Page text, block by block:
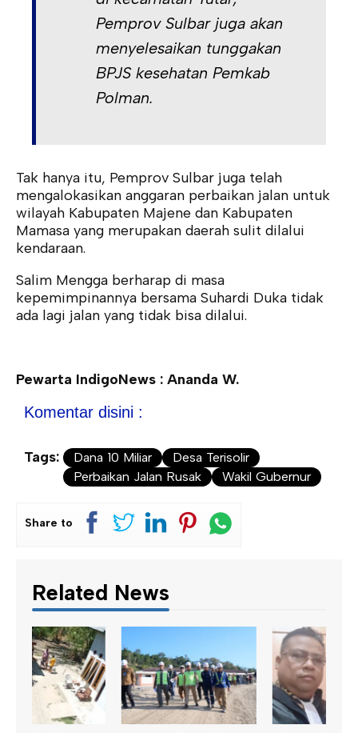
Pemprov Sulbar juga akan
menyelesaikan tunggakan
BPJS kesehatan Pemkab
Polman.
Tak hanya itu, Pemprov Sulbar juga telah
mengalokasikan anggaran perbaikan jalan untuk
wilayah Kabupaten Majene dan Kabupaten
Mamasa yang merupakan daerah sulit dilalui
kendaraan.
Salim Mengga berharap di masa
kepemimpinannya bersama Suhardi Duka tidak
ada lagi jalan yang tidak bisa dilalui.
Pewarta IndigoNews : Ananda W.
Komentar disini :
Tags: Dana 10 Miliar
Desa Terisolir
Perbaikan Jalan Rusak
Wakil Gubernur
Share to
Related News